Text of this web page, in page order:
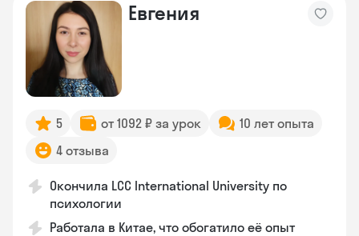
Евгения
5 от 1092 ₽ за урок
10 лет опыта
4 отзыва
Окончила LCC International University по
психологии
Работала в Китае, что обогатило её опыт